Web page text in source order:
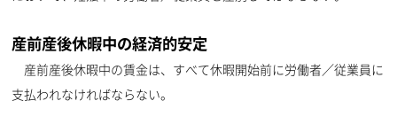
産前産後休暇中の経済的安定
産前産後休暇中の賃金は、すべて休暇開始前に労働者／従業員に
支払われなければならない。